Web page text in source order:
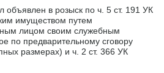
объявлен в розыск по ч. 5 ст. 191 УК
имуществом путем
лицом своим служебным
по предварительному сговору
размерах) и ч. 2 ст. 366 УК